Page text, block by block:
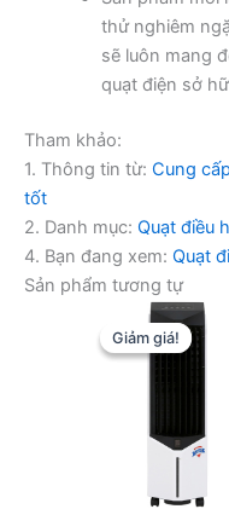
thử nghiêm
sẽ luôn mang
quạt điện sở
Tham khảo:
1. Thông tin từ: Cung
tốt
2. Danh mục: Quạt điều
4. Bạn đang xem: Quạt
Sản phẩm tương tự
Giảm giá!
Giảm giá!